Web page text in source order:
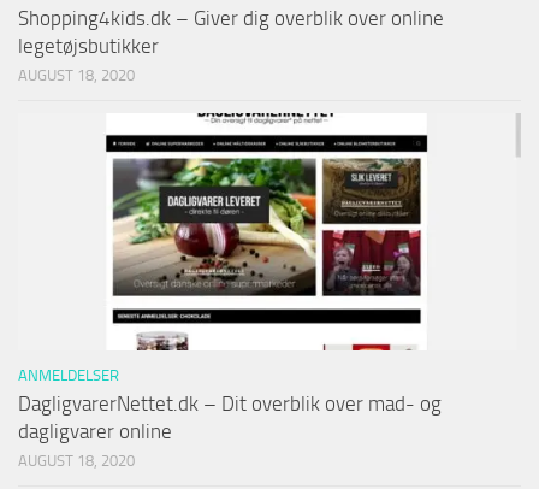
Shopping4kids.dk – Giver dig overblik over online
legetøjsbutikker
AUGUST 18, 2020
ANMELDELSER
DagligvarerNettet.dk – Dit overblik over mad- og
dagligvarer online
AUGUST 18, 2020